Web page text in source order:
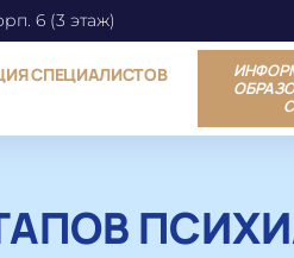
6 (3 этаж)
СПЕЦИАЛИСТОВ